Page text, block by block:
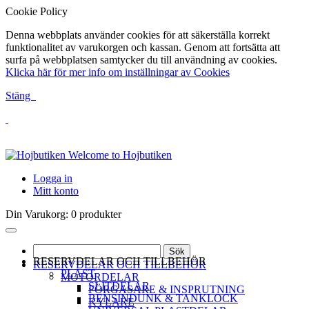
Cookie Policy
Denna webbplats använder cookies för att säkerställa korrekt
funktionalitet av varukorgen och kassan. Genom att fortsätta att
surfa på webbplatsen samtycker du till användning av cookies.
Klicka här för mer info om inställningar av Cookies
Stäng
Welcome to Hojbutiken
Logga in
Mitt konto
Din Varukorg: 0 produkter
Sök
RESERVDELAR OCH TILLBEHÖR
MOTORDELAR
FÖRGASARE & INSPRUTNING
KYLARE
RESERVDELAR OCH TILLBEHÖR
PLAST
SLITDELAR
BENSINDUNK & TANKLOCK